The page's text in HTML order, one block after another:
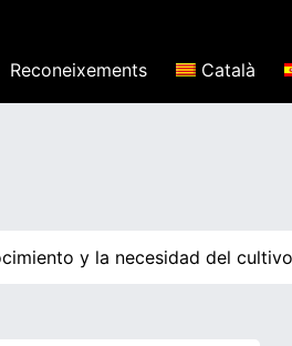
Reconeixements Català
y la necesidad del